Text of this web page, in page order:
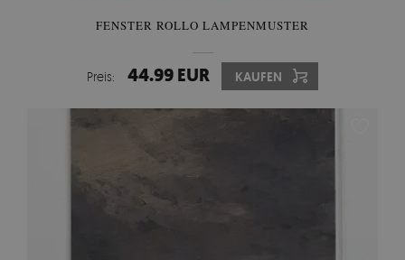
FENSTER ROLLO LAMPENMUSTER
Preis: 44.99 EUR KAUFEN